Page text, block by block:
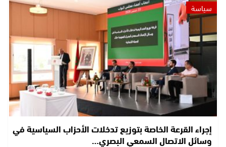
سياسة
إجراء القرعة الخاصة بتوزيع تدخلات الأحزاب السياسية في
وسائل الاتصال السمعي البصري…